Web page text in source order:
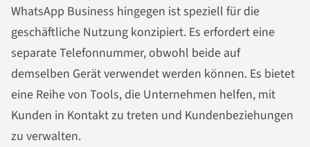
WhatsApp Business hingegen ist speziell für die
geschäftliche Nutzung konzipiert. Es erfordert eine
separate Telefonnummer, obwohl beide auf
demselben Gerät verwendet werden können. Es bietet
eine Reihe von Tools, die Unternehmen helfen, mit
Kunden in Kontakt zu treten und Kundenbeziehungen
zu verwalten.